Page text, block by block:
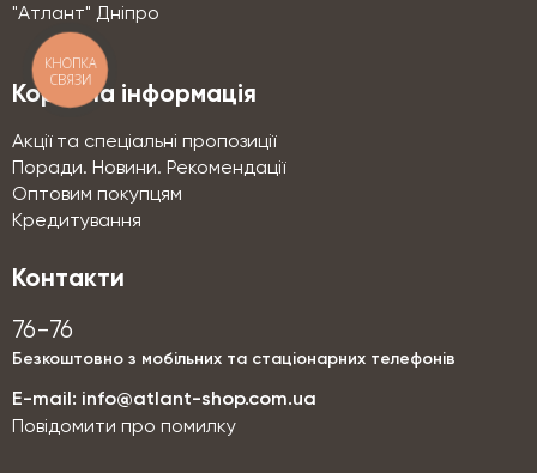
"Атлант" Дніпро
Корисна інформація
Акції та спеціальні пропозиції
Поради. Новини. Рекомендації
Оптовим покупцям
Кредитування
Контакти
76-76
Безкоштовно з мобільних та стаціонарних телефонів
E-mail: info@atlant-shop.com.ua
Повідомити про помилку
КНОПКА
СВЯЗИ